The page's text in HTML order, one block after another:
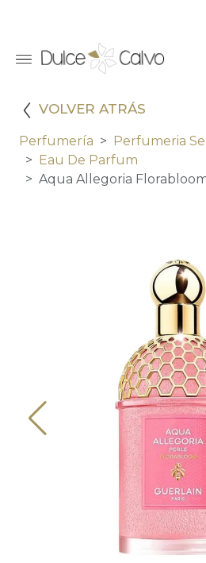
VOLVER ATRÁS
Perfumería
Perfumeria
Eau De Parfum
Aqua Allegoria